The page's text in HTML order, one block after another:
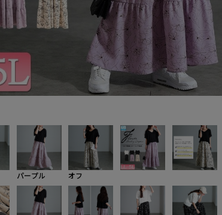
パープル オフ